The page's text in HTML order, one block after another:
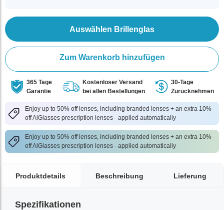
Auswählen Brillenglas
Zum Warenkorb hinzufügen
365 Tage
Garantie
Kostenloser Versand
bei allen Bestellungen
30-Tage
Zurücknehmen
Enjoy up to 50% off lenses, including branded lenses + an extra 10%
off AlGlasses prescription lenses - applied automatically
Enjoy up to 50% off lenses, including branded lenses + an extra 10%
off AlGlasses prescription lenses - applied automatically
Produktdetails Beschreibung Lieferung
Spezifikationen